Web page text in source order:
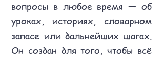
вопросы в любое время — об
уроках, историях, словарном
запасе или дальнейших шагах.
Он создан для того, чтобы всё